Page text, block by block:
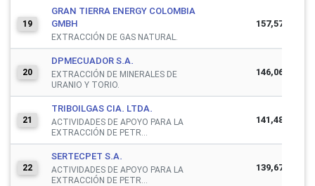
19
GRAN TIERRA ENERGY COLOMBIA
GMBH
EXTRACCIÓN DE GAS NATURAL.
157,578,690
20
DPMECUADOR S.A.
EXTRACCIÓN DE MINERALES DE
URANIO Y TORIO.
146,068,227
21
TRIBOILGAS CIA. LTDA.
ACTIVIDADES DE APOYO PARA LA
EXTRACCIÓN DE PETR...
141,484,826
22
SERTECPET S.A.
ACTIVIDADES DE APOYO PARA LA
EXTRACCIÓN DE PETR...
139,678,272